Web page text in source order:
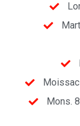
Mons.